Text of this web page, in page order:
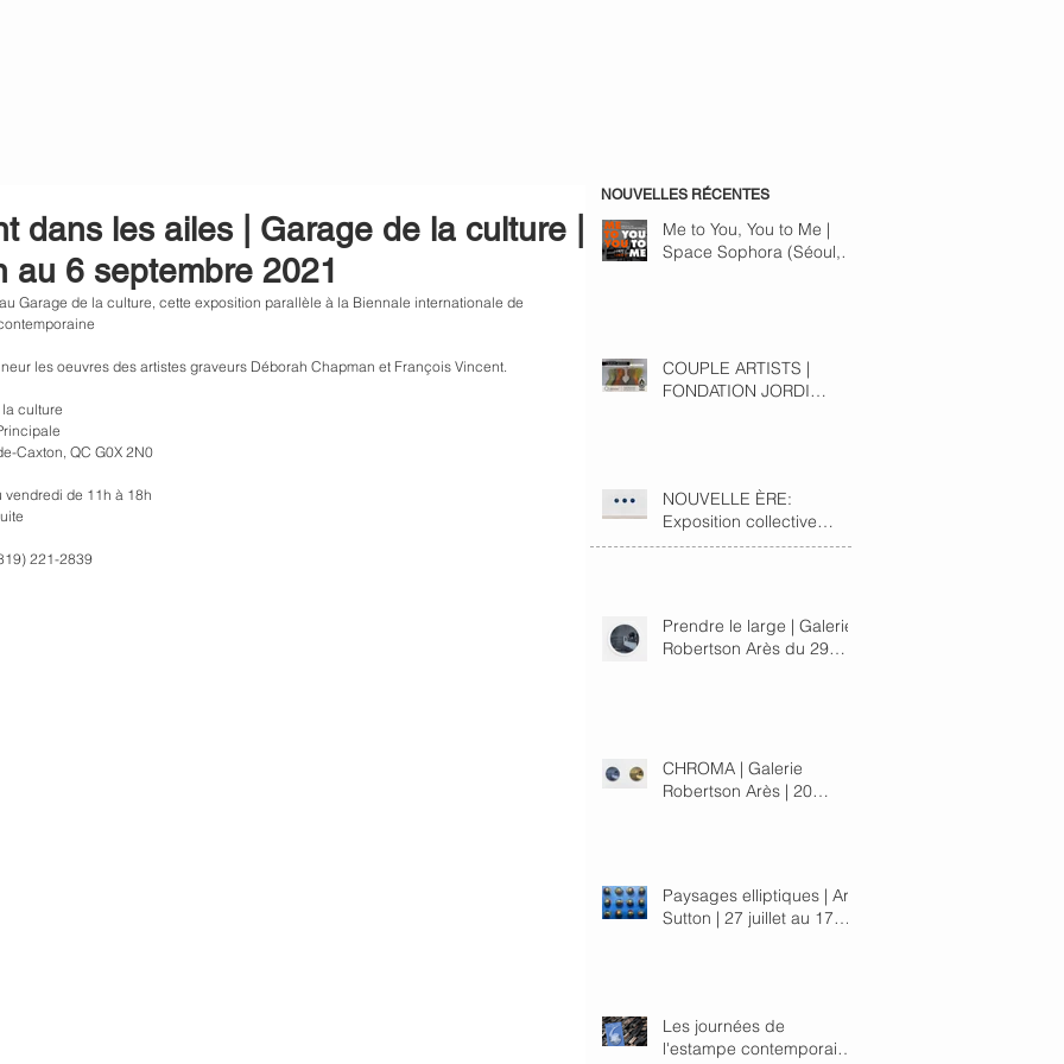
dans les ailes | Garage de la culture |
au 6 septembre 2021
Garage de la culture, cette exposition parallèle à la Biennale internationale de
les oeuvres des artistes graveurs Déborah Chapman et François Vincent.
culture
Caxton, QC G0X 2N0
vendredi de 11h à 18h
221-2839
NOUVELLES RÉCENTES
Me to You, You to Me |
Space Sophora (Séoul,
COUPLE ARTISTS |
FONDATION JORDI
NOUVELLE ÈRE:
Exposition collective
| Galerie Robertson Arès
Prendre le large | Galerie
Robertson Arès du 29
CHROMA | Galerie
Robertson Arès | 20
Paysages elliptiques | Arts
Sutton | 27 juillet au 17
Les journées de
l'estampe contemporaine